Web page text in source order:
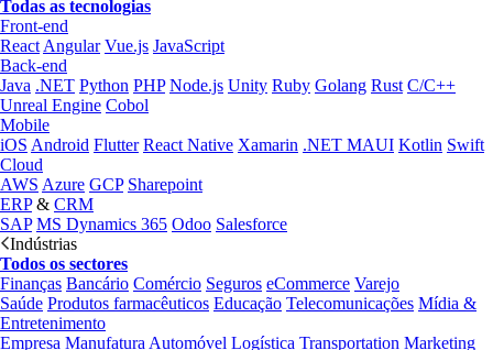
Todas as tecnologias
Front-end
React Angular Vue.js JavaScript
Back-end
Java .NET Python PHP Node.js Unity Ruby Golang Rust C/C++
Unreal Engine Cobol
Mobile
iOS Android Flutter React Native Xamarin .NET MAUI Kotlin Swift
Cloud
AWS Azure GCP Sharepoint
ERP& CRM
SAP MS Dynamics 365 Odoo Salesforce
Indústrias
Todos os sectores
Finanças Bancário Comércio Seguros eCommerce Varejo
Saúde Produtos farmacêuticos Educação Telecomunicações Mídia &
Entretenimento
Empresa Manufatura Automóvel Logística Transportation Marketing